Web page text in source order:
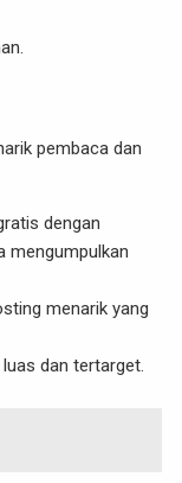
pembaca dan
dengan
mengumpulkan
menarik yang
dan tertarget.